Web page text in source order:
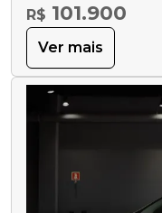
R$ 101.900
Ver mais